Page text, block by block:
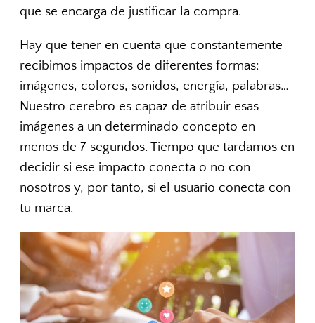
que se encarga de justificar la compra.
Hay que tener en cuenta que constantemente
recibimos impactos de diferentes formas:
imágenes, colores, sonidos, energía, palabras…
Nuestro cerebro es capaz de atribuir esas
imágenes a un determinado concepto en
menos de 7 segundos. Tiempo que tardamos en
decidir si ese impacto conecta o no con
nosotros y, por tanto, si el usuario conecta con
tu marca.